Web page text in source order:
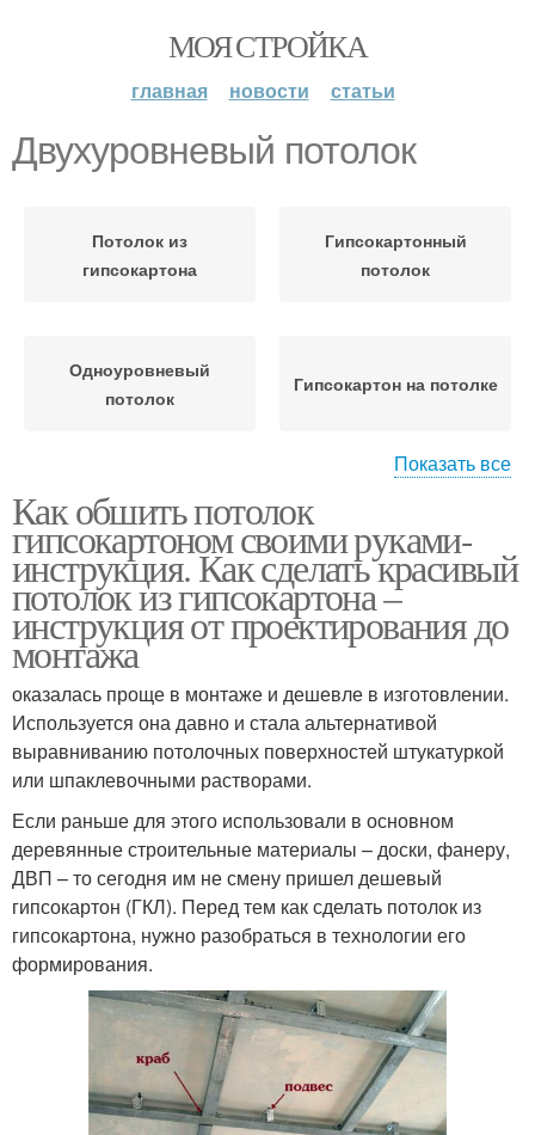
МОЯ СТРОЙКА
главная новости статьи
Двухуровневый потолок
Потолок из
гипсокартона
Гипсокартонный
потолок
Одноуровневый
потолок
Гипсокартон на потолке
Подвесной потолок
Фигурный потолок Фигурные потолки
Натяжной потолок
Потолок для кухни Потолок на кухне
Двухуровневые
потолки
Материалы для потолка
Показать все
Как обшить потолок
гипсокартоном своими руками-
инструкция. Как сделать красивый
потолок из гипсокартона –
инструкция от проектирования до
монтажа
оказалась проще в монтаже и дешевле в изготовлении.
Используется она давно и стала альтернативой
выравниванию потолочных поверхностей штукатуркой
или шпаклевочными растворами.
Если раньше для этого использовали в основном
деревянные строительные материалы – доски, фанеру,
ДВП – то сегодня им не смену пришел дешевый
гипсокартон (ГКЛ). Перед тем как сделать потолок из
гипсокартона, нужно разобраться в технологии его
формирования.